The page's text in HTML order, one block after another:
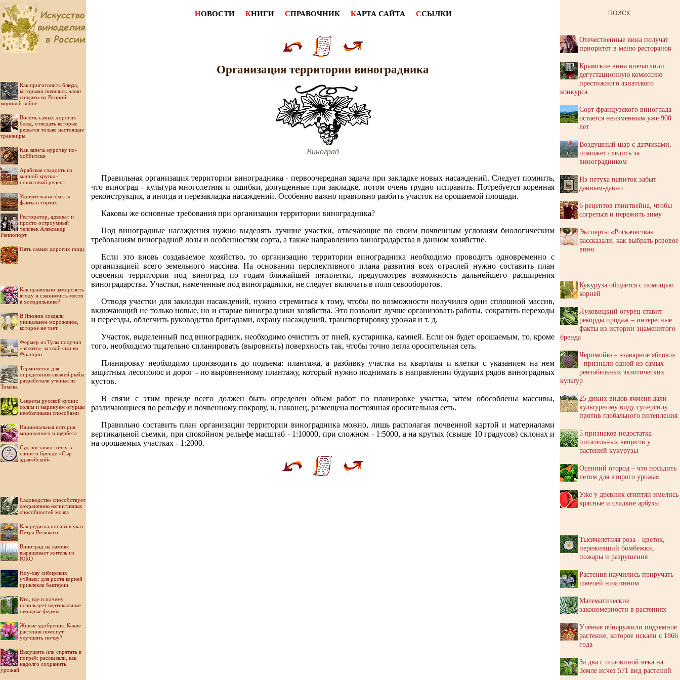
Как приготовить блюда,
которыми питались наши
солдаты во Второй
мировой войне
Восемь самых дорогих
блюд, отведать которые
решатся только настоящие
транжиры
Как запечь курочку по-
хоббитски
Арабская сладость из
манной крупы -
пошаговый рецепт
Удивительные факты
факты о тортах
Ресторатор, адвокат и
просто остроумный
человек Александр
Раппопорт
Пять самых дорогих пицц
Как правильно заморозить
ягоду и сэкономить место
в холодильнике?
В Японии создали
уникальное мороженое,
которое не тает
Фермер из Тулы получил
«золото» за свой сыр во
Франции
Термометки для
определения свежей рыбы
разработали ученые из
Томска
Секреты русской кухни:
солим и маринуем огурцы
необычными способами
Национальная история
мороженого и щербета
Суд поставил точку в
споре о бренде «Сыр
адыгейский»
Садоводство способствует
сохранению когнитивных
способностей мозга
Как редиска попала в указ
Петра Великого
Виноград на камнях
выращивает житель из
ЮКО
Ноу-хау сибирских
учёных: для роста корней
привлекли бактерии
Кто, где и почему
использует вертикальные
овощные фермы
Живые удобрения. Какие
растения помогут
улучшить почву?
Высушить или спрятать в
погреб: рассказали, как
надолго сохранить
урожай
НОВОСТИ КНИГИ СПРАВОЧНИК КАРТА САЙТА ССЫЛКИ
Организация территории виноградника
Виноград
Правильная организация территории виноградника - первоочередная задача при закладке новых насаждений. Следует помнить,
что виноград - культура многолетняя и ошибки, допущенные при закладке, потом очень трудно исправить. Потребуется коренная
реконструкция, а иногда и перезакладка насаждений. Особенно важно правильно разбить участок на орошаемой площади.
Каковы же основные требования при организации территории виноградника?
Под виноградные насаждения нужно выделять лучшие участки, отвечающие по своим почвенным условиям биологическим
требованиям виноградной лозы и особенностям сорта, а также направлению виноградарства в данном хозяйстве.
Если это вновь создаваемое хозяйство, то организацию территории виноградника необходимо проводить одновременно с
организацией всего земельного массива. На основании перспективного плана развития всех отраслей нужно составить план
освоения территории под виноград по годам ближайшей пятилетки, предусмотрев возможность дальнейшего расширения
виноградарства. Участки, намеченные под виноградники, не следует включать в поля севооборотов.
Отводя участки для закладки насаждений, нужно стремиться к тому, чтобы по возможности получился один сплошной массив,
включающий не только новые, но и старые виноградники хозяйства. Это позволит лучше организовать работы, сократить переходы
и переезды, облегчить руководство бригадами, охрану насаждений, транспортировку урожая и т. д.
Участок, выделенный под виноградник, необходимо очистить от пней, кустарника, камней. Если он будет орошаемым, то, кроме
того, необходимо тщательно спланировать (выровнять) поверхность так, чтобы точно легла оросительная сеть.
Планировку необходимо производить до подъема: плантажа, а разбивку участка на кварталы и клетки с указанием на нем
защитных лесополос и дорог - по выровненному плантажу, который нужно поднимать в направлении будущих рядов виноградных
кустов.
В связи с этим прежде всего должен быть определен объем работ по планировке участка, затем обособлены массивы,
различающиеся по рельефу и почвенному покрову, и, наконец, размещена постоянная оросительная сеть.
Правильно составить план организации территории виноградника можно, лишь располагая почвенной картой и материалами
вертикальной съемки, при спокойном рельефе масштаб - 1:10000, при сложном - 1:5000, а на крутых (свыше 10 градусов) склонах и
на орошаемых участках - 1:2000.
ПОИСК:
Отечественные вина получат
приоритет в меню ресторанов
Крымские вина впечатлили
дегустационную комиссию
престижного азиатского
конкурса
Сорт французского винограда
остается неизменным уже 900
лет
Воздушный шар с датчиками,
поможет следить за
виноградником
Из петуха напиток забыт
давным-давно
6 рецептов глинтвейна, чтобы
согреться и пережить зиму
Эксперты «Роскачества»
рассказали, как выбрать розовое
вино
Кукуруза общается с помощью
корней
Луховицкий огурец ставит
рекорды продаж – интересные
факты из истории знаменитого
бренда
Черимойю – «заварное яблоко»
- признали одной из самых
рентабельных экзотических
культур
25 диких видов ячменя дали
культурному виду суперсилу
против глобального потепления
5 признаков недостатка
питательных веществ у
растений кукурузы
Осенний огород – что посадить
летом для второго урожая
Уже у древних египтян имелись
красные и сладкие арбузы
Тысячелетняя роза - цветок,
переживший бомбежки,
пожары и разрушения
Растения научились приручать
шмелей никотином
Математические
закономерности в растениях
Учёные обнаружили подземное
растение, которое искали с 1866
года
За два с половиной века на
Земле исчез 571 вид растений